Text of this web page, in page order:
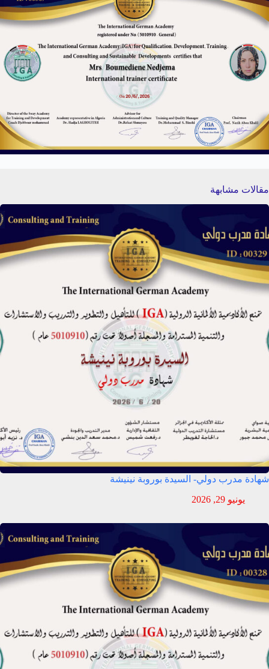
مقالات مشابهة
شهادة مدرب دولي- السيدة بوروبة نينيشة
يونيو 29, 2026